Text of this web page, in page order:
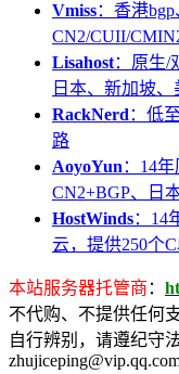
Vmiss：香港
CN2/CUII/
Lisahost：原生/
日本、新加坡、
RackNerd ：低
路
AoyoYun ：14
CN2+BGP、日
HostWinds：14
云，提供250个
本站服务器托管商 ：
不代购、不提供任何
自行辨别，请遵纪守